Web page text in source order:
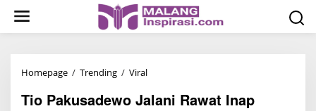
Homepage / Trending / Viral
o
Tio Pakusadewo Jalani Rawat Inap